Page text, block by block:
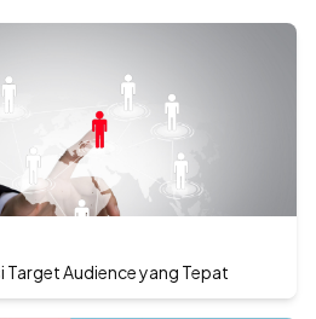
Audience yang Tepat